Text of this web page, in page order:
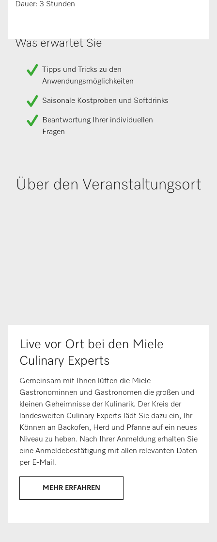
Dauer: 3 Stunden
Was erwartet Sie
Tipps und Tricks zu den
Anwendungsmöglichkeiten
Saisonale Kostproben und Softdrinks
Beantwortung Ihrer individuellen
Fragen
Über den Veranstaltungsort
Live vor Ort bei den Miele
Culinary Experts
Gemeinsam mit Ihnen lüften die Miele
Gastronominnen und Gastronomen die großen und
kleinen Geheimnisse der Kulinarik. Der Kreis der
landesweiten Culinary Experts lädt Sie dazu ein, Ihr
Können an Backofen, Herd und Pfanne auf ein neues
Niveau zu heben. Nach Ihrer Anmeldung erhalten Sie
eine Anmeldebestätigung mit allen relevanten Daten
per E-Mail.
MEHR ERFAHREN